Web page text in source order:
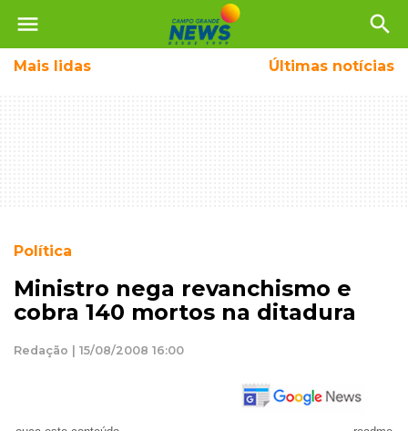
menu search
Mais lidas Últimas notícias
Política
Ministro nega revanchismo e
cobra 140 mortos na ditadura
Redação | 15/08/2008 16:00